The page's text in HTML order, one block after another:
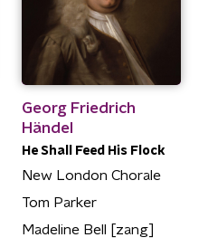
Georg Friedrich
Händel
He Shall Feed His Flock
New London Chorale
Tom Parker
Madeline Bell [zang]